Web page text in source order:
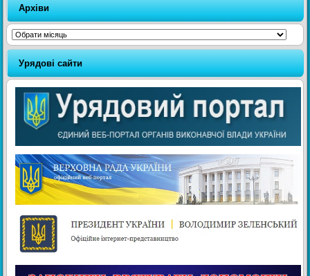
Архіви
Архіви
Урядові сайти